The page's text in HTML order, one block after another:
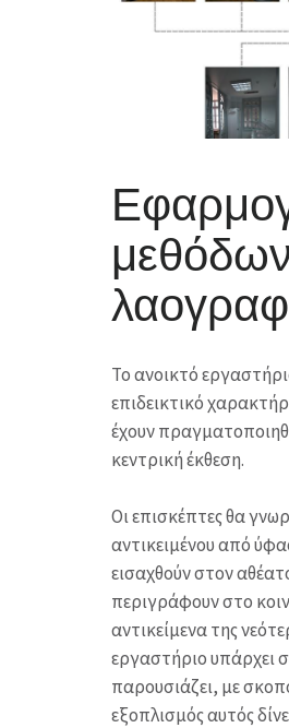
Το ανοικτό
επιδεικτικό
έχουν
κεντρική έκθεση.
Οι επισκέπτες θα
αντικειμένου από
εισαχθούν στον
περιγράφουν στο
αντικείμενα της
εργαστήριο υπάρχει
παρουσιάζει, με
εξοπλισμός αυτός